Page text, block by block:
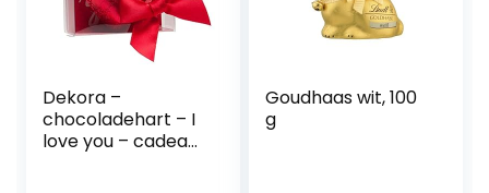
Dekora –
chocoladehart – I
love you – cadeau
Goudhaas wit, 100
g